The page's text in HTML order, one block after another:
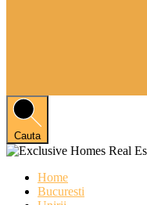
Cauta
Home
Bucuresti